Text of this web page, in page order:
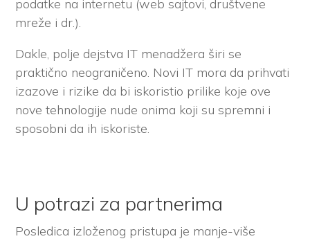
podatke na internetu (web sajtovi, društvene
mreže i dr.).
Dakle, polje dejstva IT menadžera širi se
praktično neograničeno. Novi IT mora da prihvati
izazove i rizike da bi iskoristio prilike koje ove
nove tehnologije nude onima koji su spremni i
sposobni da ih iskoriste.
U potrazi za partnerima
Posledica izloženog pristupa je manje-više